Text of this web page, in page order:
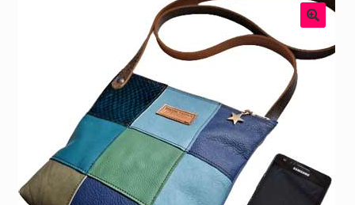
Over Toetie & Zo
Gastenboek